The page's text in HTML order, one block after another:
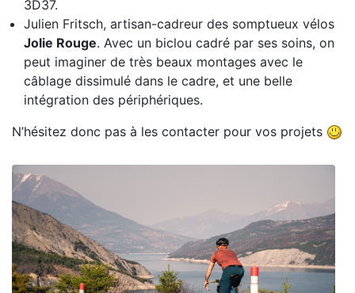
3D37.
Julien Fritsch, artisan-cadreur des somptueux vélos
Jolie Rouge. Avec un biclou cadré par ses soins, on
peut imaginer de très beaux montages avec le
câblage dissimulé dans le cadre, et une belle
intégration des périphériques.
N’hésitez donc pas à les contacter pour vos projets